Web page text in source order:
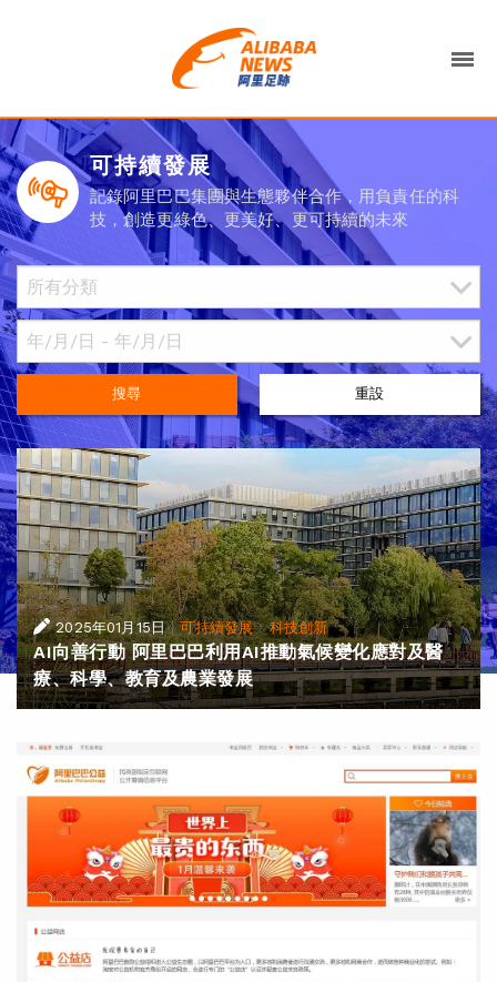
可持續發展
記錄阿里巴巴集團與生態夥伴合作，用負責任的科
技，創造更綠色、更美好、更可持續的未來
搜尋 重設
2025年01月15日 |可持續發展·科技創新
AI向善行動 阿里巴巴利用AI推動氣候變化應對及醫
療、科學、教育及農業發展